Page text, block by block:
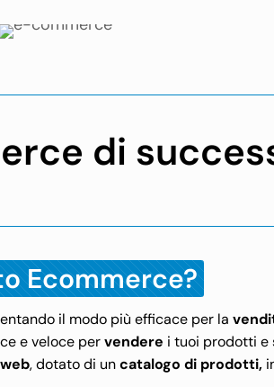
di
Ecommerce?
il modo più efficace per la
e veloce pervendere i tuoi prodotti e
, dotato di uncatalogo di prodotti,